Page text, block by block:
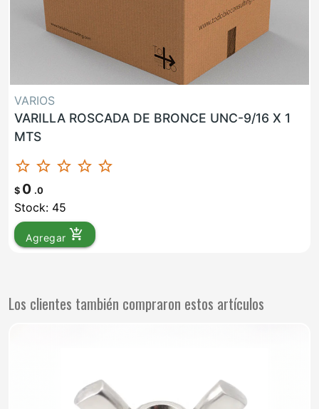
VARIOS
VARILLA ROSCADA DE BRONCE UNC-9/16 X 1
MTS
star_border star_border star_border star_border star_border
$ 0 .0
Stock: 45
Agregar add_shopping_cart
Los clientes también compraron estos artículos